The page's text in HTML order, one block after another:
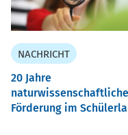
NACHRICHT
20 Jahre
naturwissenschaftliche
Förderung im